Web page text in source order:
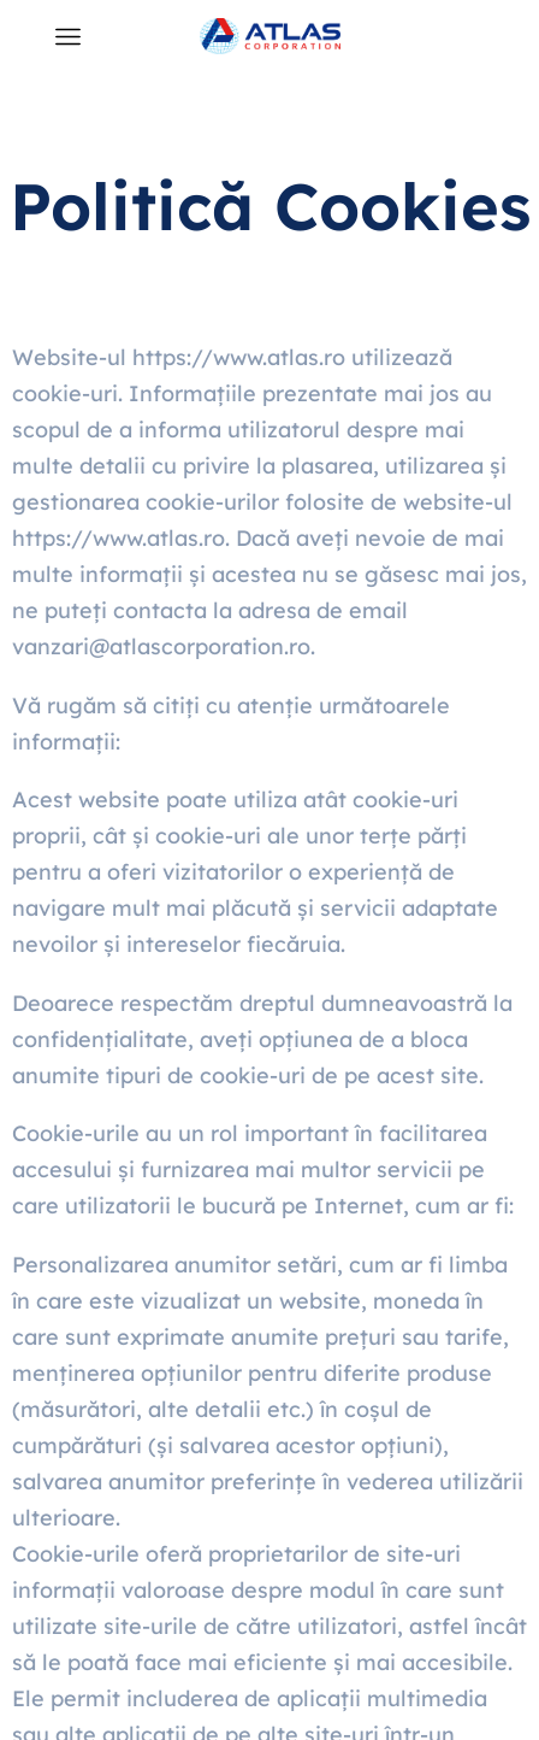
Politică Cookies
Website-ul https://www.atlas.ro utilizează
cookie-uri. Informațiile prezentate mai jos au
scopul de a informa utilizatorul despre mai
multe detalii cu privire la plasarea, utilizarea și
gestionarea cookie-urilor folosite de website-ul
https://www.atlas.ro. Dacă aveți nevoie de mai
multe informații și acestea nu se găsesc mai jos,
ne puteți contacta la adresa de email
vanzari@atlascorporation.ro.
Vă rugăm să citiți cu atenție următoarele
informații:
Acest website poate utiliza atât cookie-uri
proprii, cât și cookie-uri ale unor terțe părți
pentru a oferi vizitatorilor o experiență de
navigare mult mai plăcută și servicii adaptate
nevoilor și intereselor fiecăruia.
Deoarece respectăm dreptul dumneavoastră la
confidențialitate, aveți opțiunea de a bloca
anumite tipuri de cookie-uri de pe acest site.
Cookie-urile au un rol important în facilitarea
accesului și furnizarea mai multor servicii pe
care utilizatorii le bucură pe Internet, cum ar fi:
Personalizarea anumitor setări, cum ar fi limba
în care este vizualizat un website, moneda în
care sunt exprimate anumite prețuri sau tarife,
menținerea opțiunilor pentru diferite produse
(măsurători, alte detalii etc.) în coșul de
cumpărături (și salvarea acestor opțiuni),
salvarea anumitor preferințe în vederea utilizării
ulterioare.
Cookie-urile oferă proprietarilor de site-uri
informații valoroase despre modul în care sunt
utilizate site-urile de către utilizatori, astfel încât
să le poată face mai eficiente și mai accesibile.
Ele permit includerea de aplicații multimedia
sau alte aplicații de pe alte site-uri într-un